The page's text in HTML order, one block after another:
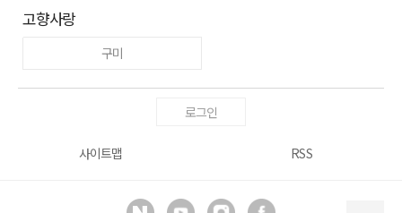
고향사랑
구미
로그인
사이트맵 RSS